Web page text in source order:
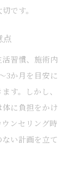
です。
点
習慣、施術内
3か月を目安に
す。しかし、
に負担をかけ
ンセリング時
い計画を立て